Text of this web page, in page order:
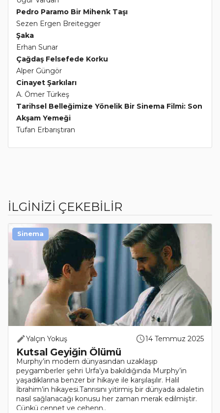
Pedro Paramo Bir Mihenk Taşı
Sezen Ergen Breitegger
Şaka
Erhan Sunar
Çağdaş Felsefede Korku
Alper Güngör
Cinayet Şarkıları
A. Ömer Türkeş
Tarihsel Belleğimize Yönelik Bir Sinema Filmi: Son
Akşam Yemeği
Tufan Erbarıştıran
İLGİNİZİ ÇEKEBİLİR
Yalçın Yokuş 14 Temmuz 2025
Kutsal Geyiğin Ölümü
Murphy’in modern dünyasından uzaklaşıp
peygamberler şehri Urfa’ya bakıldığında Murphy’in
yaşadıklarına benzer bir hikaye ile karşılaşılır. Halil
İbrahim’in hikayesi.Tanrısını yitirmiş bir dünyada adaletin
nasıl sağlanacağı konusu her zaman merak edilmiştir.
Çünkü cennet ve cehenn..
Sinema